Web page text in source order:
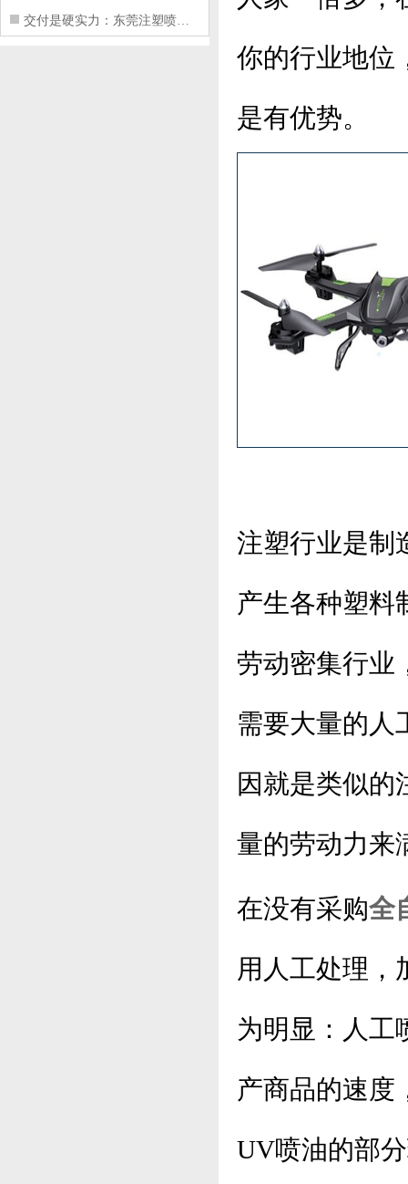
交付是硬实力：东莞注塑喷油厂如何用齐
你的行业地位
是有优势。
注塑行业是制
产生各种塑料
劳动密集行业
需要大量的人
因就是类似的
量的劳动力来
在没有采购全
用人工处理，
为明显：人工
产商品的速度
UV喷油的部